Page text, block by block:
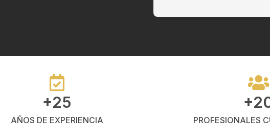
+25
AÑOS DE EXPERIENCIA PROFESIONALES